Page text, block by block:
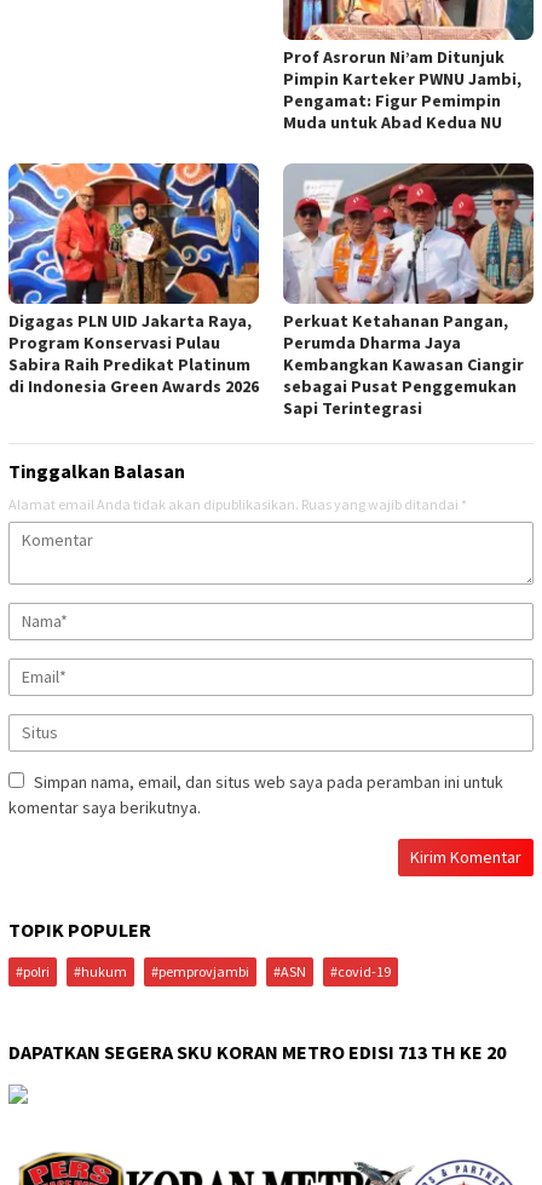
Prof Asrorun Ni’am Ditunjuk
Pimpin Karteker PWNU Jambi,
Pengamat: Figur Pemimpin
Muda untuk Abad Kedua NU
Digagas PLN UID Jakarta Raya,
Program Konservasi Pulau
Sabira Raih Predikat Platinum
di Indonesia Green Awards 2026
Perkuat Ketahanan Pangan,
Perumda Dharma Jaya
Kembangkan Kawasan Ciangir
sebagai Pusat Penggemukan
Sapi Terintegrasi
Tinggalkan Balasan
Alamat email Anda tidak akan dipublikasikan. Ruas yang wajib ditandai *
Simpan nama, email, dan situs web saya pada peramban ini untuk
komentar saya berikutnya.
TOPIK POPULER
#polri #hukum #pemprovjambi #ASN #covid-19
DAPATKAN SEGERA SKU KORAN METRO EDISI 713 TH KE 20